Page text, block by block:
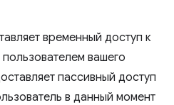
временный доступ к
вашего
пассивный доступ
в данный момент